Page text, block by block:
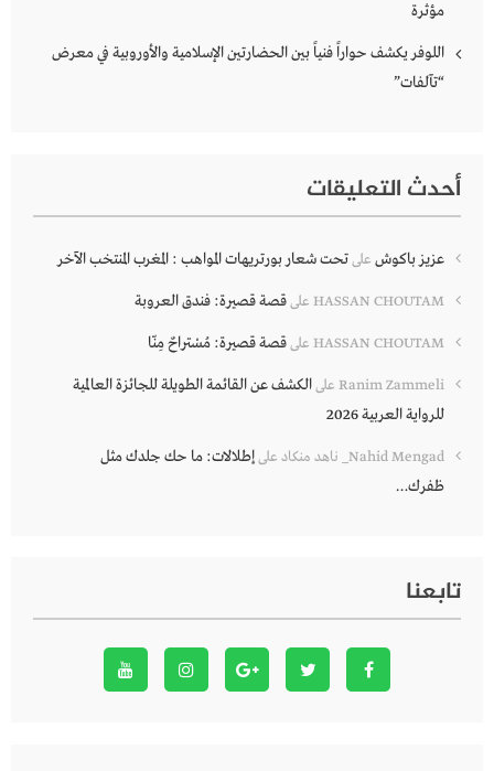
مؤثرة
اللوفر يكشف حواراً فنياً بين الحضارتين الإسلامية والأوروبية في معرض
“تآلفات”
أحدث التعليقات
عزيز باكوش علىتحت شعار بورتريهات المواهب : المغرب المنتخب الآخر
HASSAN CHOUTAM علىقصة قصيرة: فندق العروبة
HASSAN CHOUTAM علىقصة قصيرة: مُسْتراحٌ مِنّا
Ranim Zammeli علىالكشف عن القائمة الطويلة للجائزة العالمية
للرواية العربية 2026
Nahid Mengad_ ناهد منكاد علىإطلالات: ما حك جلدك مثل
ظفرك…
تابعنا